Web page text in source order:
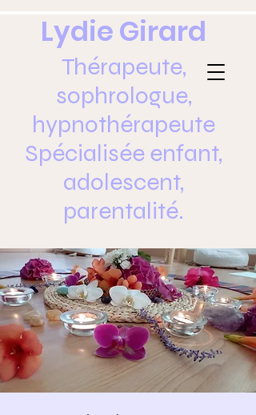
Lydie Girard
Thérapeute,
sophrologue,
hypnothérapeute
Spécialisée enfant,
adolescent,
parentalité.